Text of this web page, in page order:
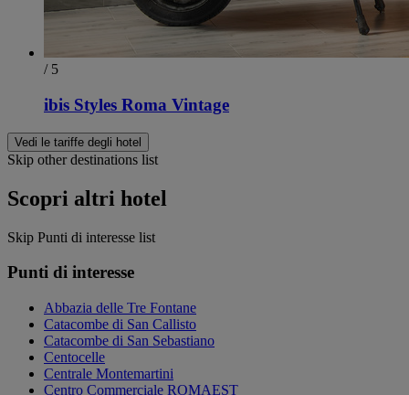
/ 5
ibis Styles Roma Vintage
Vedi le tariffe degli hotel
Skip other destinations list
Scopri altri hotel
Skip Punti di interesse list
Punti di interesse
Abbazia delle Tre Fontane
Catacombe di San Callisto
Catacombe di San Sebastiano
Centocelle
Centrale Montemartini
Centro Commerciale ROMAEST